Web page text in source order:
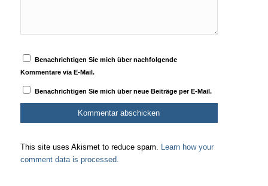
Benachrichtigen Sie mich über nachfolgende
Kommentare via E-Mail.
Benachrichtigen Sie mich über neue Beiträge per E-Mail.
This site uses Akismet to reduce spam. Learn how your
comment data is processed.